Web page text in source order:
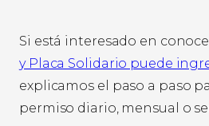
Si está interesado en
y Placa Solidario puede
explicamos el paso a paso
permiso diario, mensual o